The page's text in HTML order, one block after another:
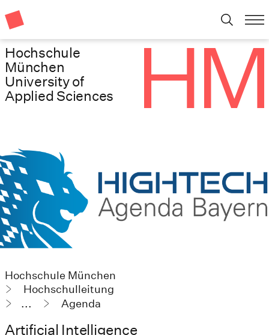
Hochschule
München
University of
Applied Sciences
Hochschule München
Hochschulleitung
...
Agenda
Artificial Intelligence